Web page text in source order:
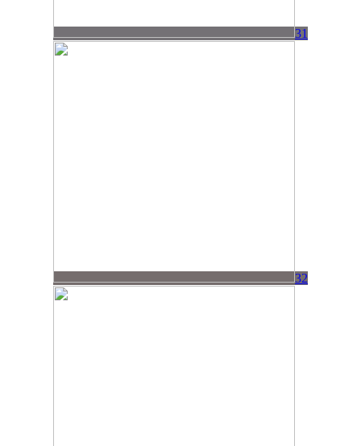
31
32